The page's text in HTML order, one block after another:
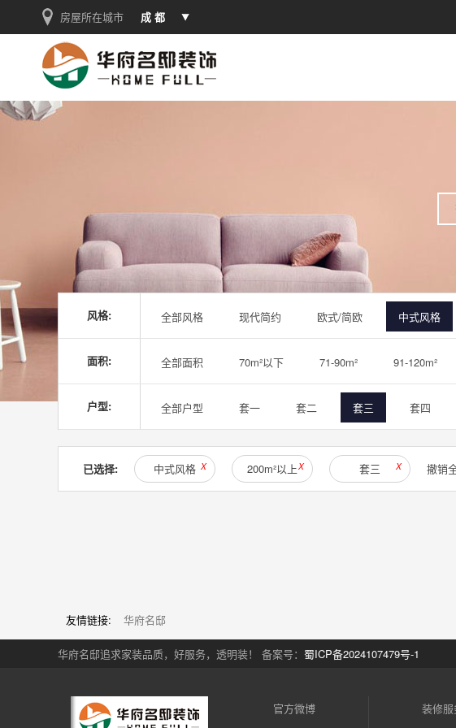
房屋所在城市 成 都
风格: 全部风格 现代简约 欧式/简欧 中式风格
面积: 全部面积 70m²以下 71-90m² 91-120m²
户型: 全部户型 套一 套二 套三 套四
已选择: 撤销
中式风格 X 200m²以上X 套三 X
友情链接: 华府名邸
华府名邸追求家装品质，好服务，透明装！ 备案号： 蜀ICP备2024107479号-1
官方微博 装修服